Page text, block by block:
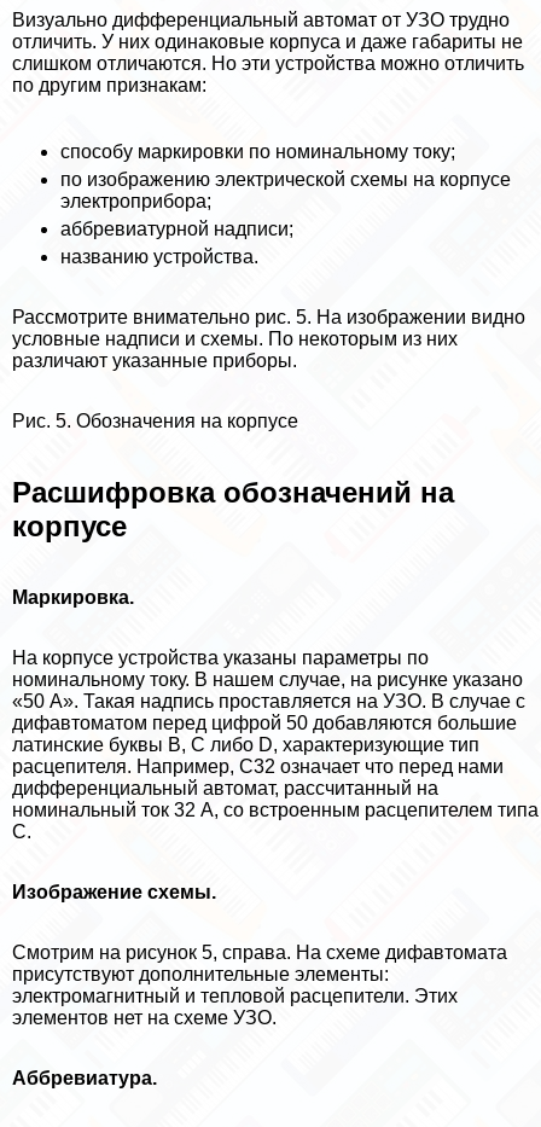
Визуально дифференциальный автомат от УЗО трудно
отличить. У них одинаковые корпуса и даже габариты не
слишком отличаются. Но эти устройства можно отличить
по другим признакам:
способу маркировки по номинальному току;
по изображению электрической схемы на корпусе
электроприбора;
аббревиатурной надписи;
названию устройства.
Рассмотрите внимательно рис. 5. На изображении видно
условные надписи и схемы. По некоторым из них
различают указанные приборы.
Рис. 5. Обозначения на корпусе
Расшифровка обозначений на
корпусе
Маркировка.
На корпусе устройства указаны параметры по
номинальному току. В нашем случае, на рисунке указано
«50 А». Такая надпись проставляется на УЗО. В случае с
дифавтоматом перед цифрой 50 добавляются большие
латинские буквы B, C либо D, хаpaктеризующие тип
расцепителя. Например, С32 означает что перед нами
дифференциальный автомат, рассчитанный на
номинальный ток 32 А, со встроенным расцепителем типа
C.
Изображение схемы.
Смотрим на рисунок 5, справа. На схеме дифавтомата
присутствуют дополнительные элементы:
электромагнитный и тепловой расцепители. Этих
элементов нет на схеме УЗО.
Аббревиатура.